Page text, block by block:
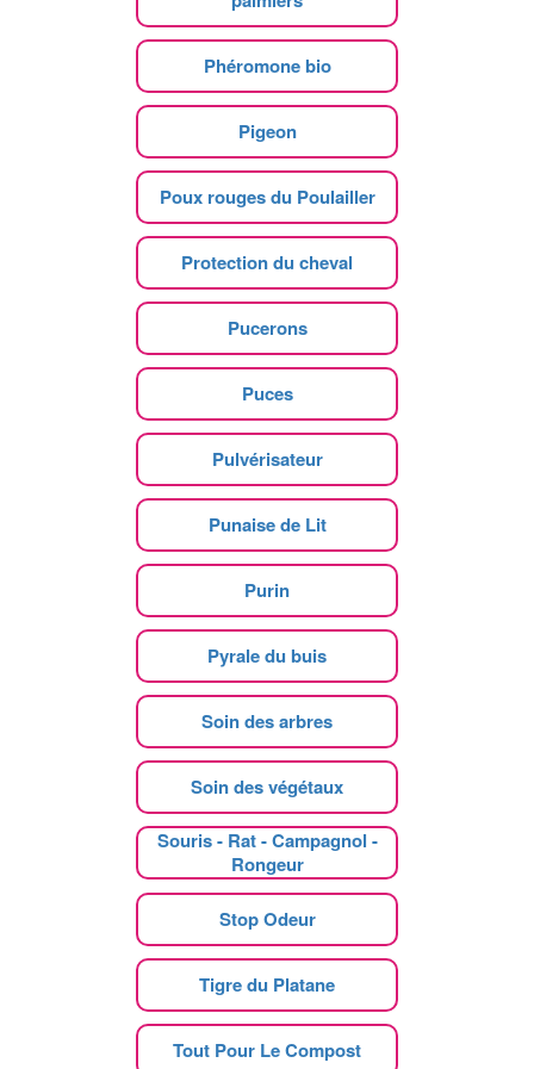
Phéromone bio
Pigeon
Poux rouges du Poulailler
Protection du cheval
Pucerons
Puces
Pulvérisateur
Punaise de Lit
Purin
Pyrale du buis
Soin des arbres
Soin des végétaux
Souris - Rat - Campagnol -
Rongeur
Stop Odeur
Tigre du Platane
Tout Pour Le Compost